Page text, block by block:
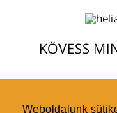
Weboldalunk
KÖVESS